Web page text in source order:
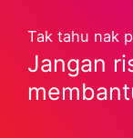
Tak tahu nak
Jangan